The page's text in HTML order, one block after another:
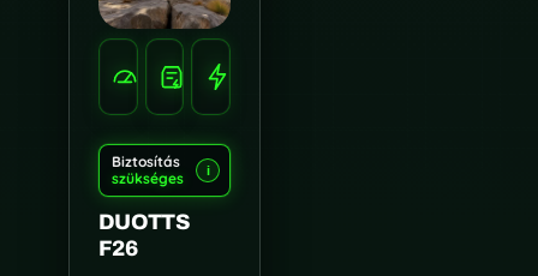
KM/H
Biztosítás
szükséges
i
DUOTTS
F26